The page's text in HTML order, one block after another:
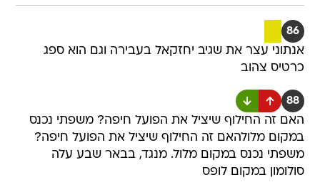
86
אנתוני עצר את שגיב יחזקאל בעבירה וגם הוא ספג
כרטיס צהוב
88
האם זה החילוף שיציל את הפועל חיפה? משפתי נכנס
במקום מלולהאם זה החילוף שיציל את הפועל חיפה?
משפתי נכנס במקום מלול. מנגד, בבאר שבע עלה
סולומון במקום לופס